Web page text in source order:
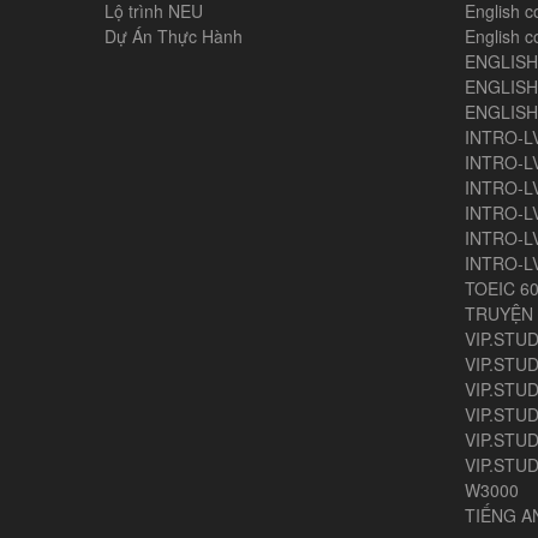
Lộ trình NEU
Dự Án Thực Hành
English
English
INTRO-
INTRO-
INTRO-
INTRO-
INTRO-
INTRO-
TOEIC
W3000
TIẾNG